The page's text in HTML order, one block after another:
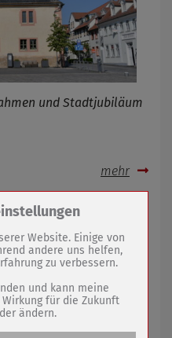
und Stadtjubiläum
mehr
Cookies /
Website (Wenko-
& Co. KG)
/ SPAM
Website. Einige von
andere uns helfen,
zu verbessern.
und kann meine
für die Zukunft
ändern.